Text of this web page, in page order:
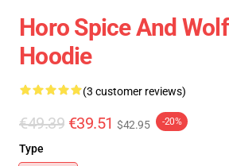
Horo Spice And
Hoodie
(3 customer reviews)
€49.39 €39.51 $42.95 -20%
Type